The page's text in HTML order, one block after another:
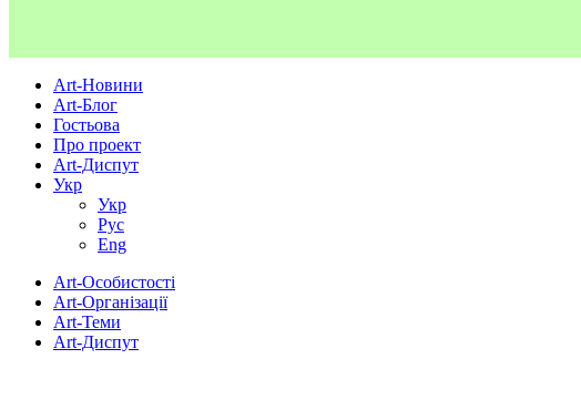
Art-Новини
Art-Блог
Гостьова
Про проект
Art-Диспут
Укр
Укр
Рус
Eng
Art-Особистості
Art-Організації
Art-Теми
Art-Диспут